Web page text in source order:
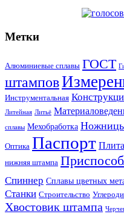
Метки
Алюминиевые сплавы ГОСТ
штампов
Инструментальная
Литейная Литьё
сплавы Мехобработка Ножницы
Оптика Паспорт
нижняя штампа
Спиннер Сплавы цветных
Станки Строительство
Хвостовик штампа